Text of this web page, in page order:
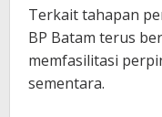
Terkait tahapan
BP Batam terus
memfasilitasi
sementara.